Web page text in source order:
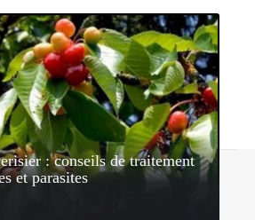
: conseils de traitement
et parasites
| lemondedujardin.com
Mentions légales Sitemap